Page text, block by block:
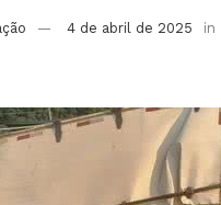
4 de abril de 2025 in